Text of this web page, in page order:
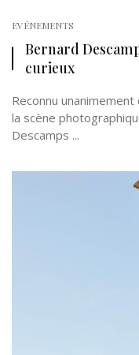
EVÉNEMENTS
Bernard
curieux
Reconnu
la scène
Descamps ...